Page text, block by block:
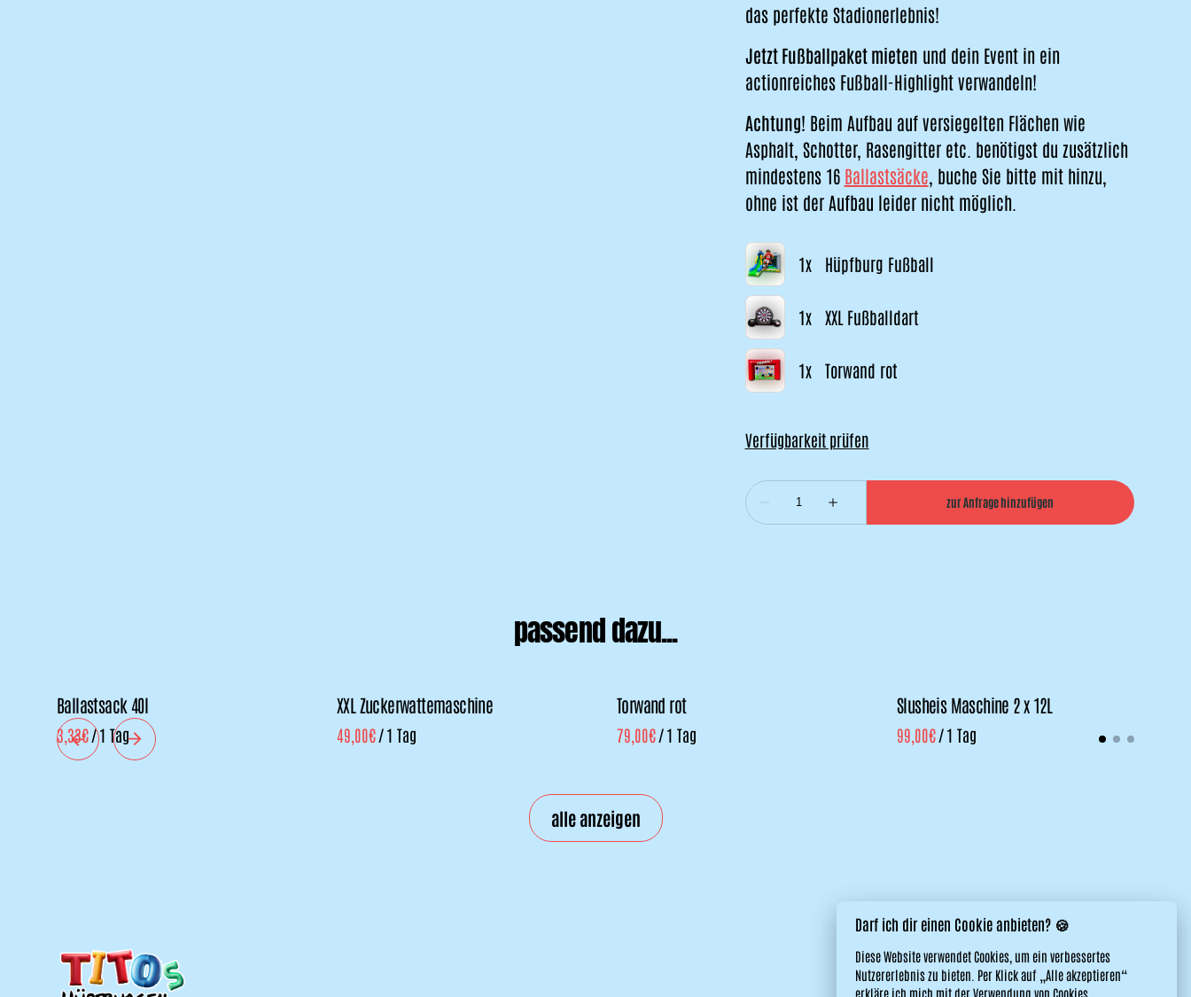
das perfekte Stadionerlebnis!
Jetzt Fußballpaket mieten und dein Event in ein
actionreiches Fußball-Highlight verwandeln!
Achtung! Beim Aufbau auf versiegelten Flächen wie
Asphalt, Schotter, Rasengitter etc. benötigst du zusätzlich
mindestens 16 Ballastsäcke , buche Sie bitte mit hinzu,
ohne ist der Aufbau leider nicht möglich.
passend dazu...
Ballastsack 40l
/
XXL Zuckerwattemaschine
/
Torwand rot
/
Slusheis Maschine 2 x 12L
/
alle anzeigen
Darf ich dir einen Cookie anbieten? 🍪
Diese Website verwendet Cookies, um ein verbessertes
Nutzererlebnis zu bieten. Per Klick auf „Alle akzeptieren“
erkläre ich mich mit der Verwendung von Cookies